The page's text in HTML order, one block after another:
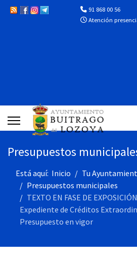
91 868 00 56
Atención
Presupuestos
Está aquí: Inicio
Tu
Presupuestos municipales
TEXTO EN FASE DE
Expediente de Créditos
Presupuesto en vigor